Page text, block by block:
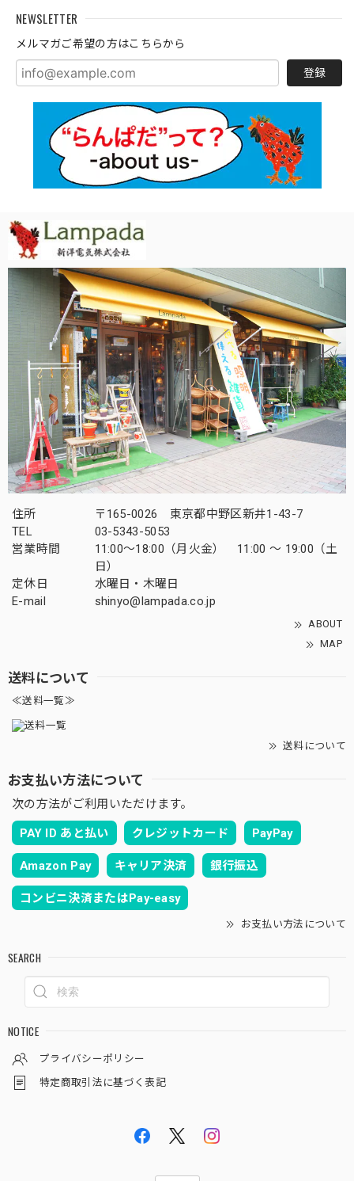
NEWSLETTER
メルマガご希望の方はこちらから
登録
住所
〒165-0026 東京都中野区新井1-43-7
TEL
03-5343-5053
営業時間
11:00～18:00（月火金） 11:00 ～ 19:00（土
日）
定休日
水曜日・木曜日
E-mail
shinyo@lampada.co.jp
ABOUT
MAP
送料について
≪送料一覧≫
送料について
お支払い方法について
次の方法がご利用いただけます。
PAY ID あと払い クレジットカード PayPay
Amazon Pay キャリア決済 銀行振込
コンビニ決済またはPay-easy
お支払い方法について
SEARCH
NOTICE
プライバシーポリシー
特定商取引法に基づく表記